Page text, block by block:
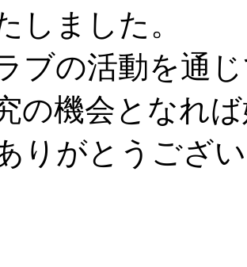
しました。
ブの活動を通
の機会となれ
りがとうござ